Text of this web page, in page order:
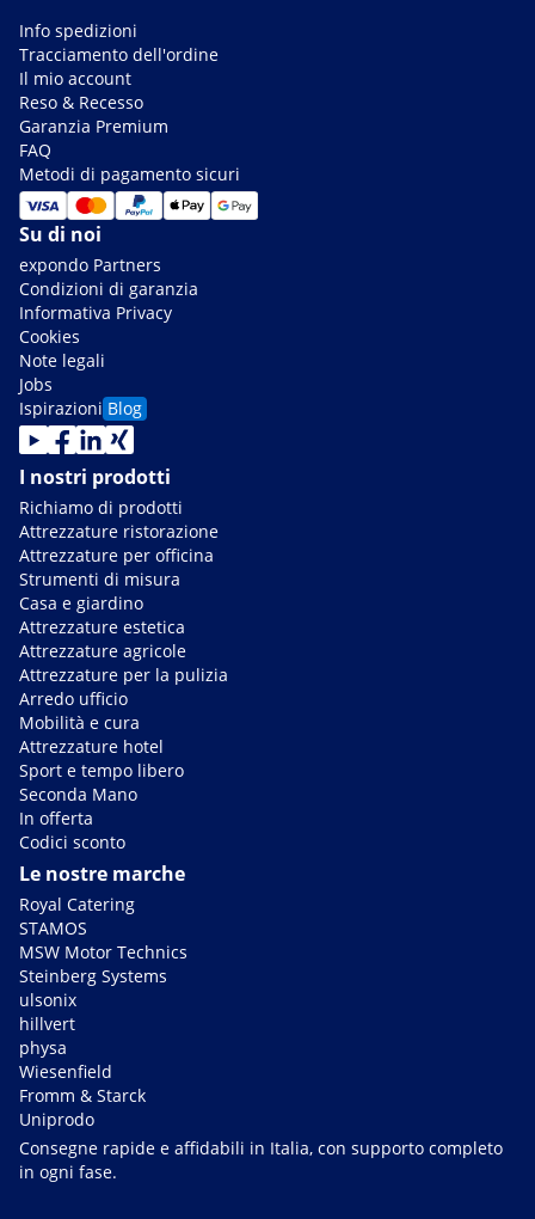
Info spedizioni
Tracciamento dell'ordine
Il mio account
Reso & Recesso
Garanzia Premium
FAQ
Metodi di pagamento sicuri
Su di noi
expondo Partners
Condizioni di garanzia
Informativa Privacy
Cookies
Note legali
Jobs
Ispirazioni Blog
I nostri prodotti
Richiamo di prodotti
Attrezzature ristorazione
Attrezzature per officina
Strumenti di misura
Casa e giardino
Attrezzature estetica
Attrezzature agricole
Attrezzature per la pulizia
Arredo ufficio
Mobilità e cura
Attrezzature hotel
Sport e tempo libero
Seconda Mano
In offerta
Codici sconto
Le nostre marche
Royal Catering
STAMOS
MSW Motor Technics
Steinberg Systems
ulsonix
hillvert
physa
Wiesenfield
Fromm & Starck
Uniprodo
Consegne rapide e affidabili in Italia, con supporto completo
in ogni fase.